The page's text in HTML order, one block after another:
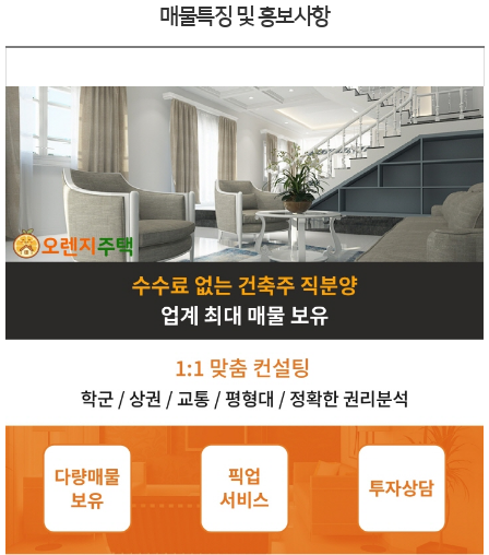
매물특징 및 홍보사항